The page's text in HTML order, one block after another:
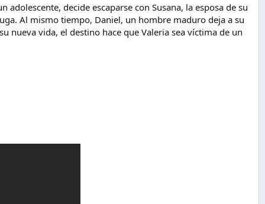
decide escaparse con Susana, la esposa de su
Al mismo tiempo, Daniel, un hombre maduro deja a su
nueva vida, el destino hace que Valeria sea víctima de un